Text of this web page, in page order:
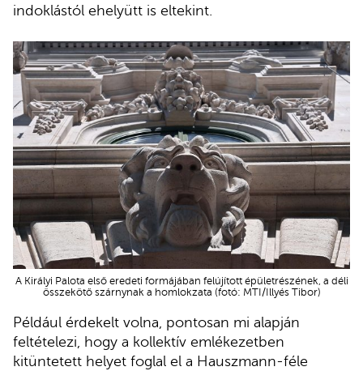
indoklástól ehelyütt is eltekint.
A Királyi Palota első eredeti formájában felújított épületrészének, a déli
összekötő szárnynak a homlokzata (fotó: MTI/Illyés Tibor)
Például érdekelt volna, pontosan mi alapján
feltételezi, hogy a kollektív emlékezetben
kitüntetett helyet foglal el a Hauszmann-féle